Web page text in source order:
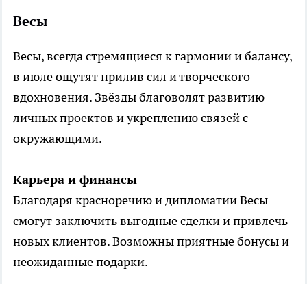
Весы
Весы, всегда стремящиеся к гармонии и балансу,
в июле ощутят прилив сил и творческого
вдохновения. Звёзды благоволят развитию
личных проектов и укреплению связей с
окружающими.
Карьера и финансы
Благодаря красноречию и дипломатии Весы
смогут заключить выгодные сделки и привлечь
новых клиентов. Возможны приятные бонусы и
неожиданные подарки.